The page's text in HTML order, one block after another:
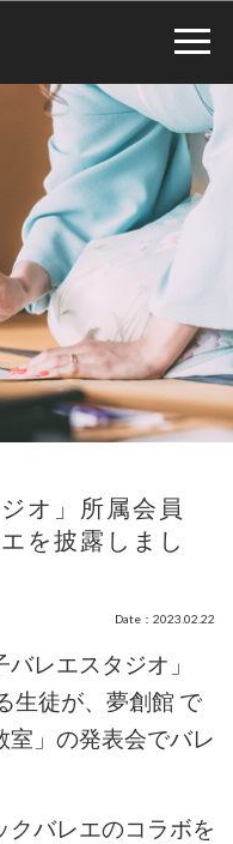
オ」所属会員
を披露しまし
Date：2023.02.22
レエスタジオ」
生徒が、夢創館 で
室」の発表会でバレ
クバレエのコラボを